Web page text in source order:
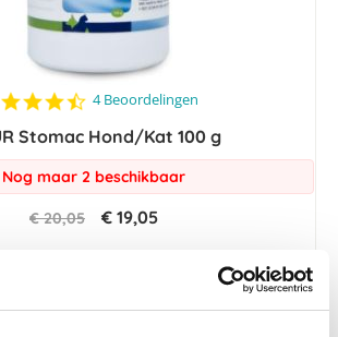
4.5
rating
4 Beoordelingen
Stomac Hond/Kat 100 g
Nog maar 2 beschikbaar
€ 20,05 € 19,05